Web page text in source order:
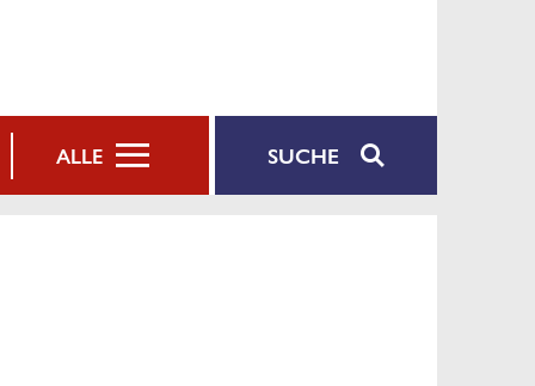
SUCHE
ALLE